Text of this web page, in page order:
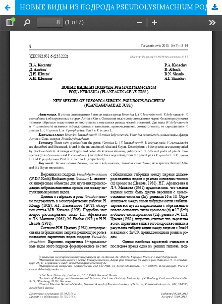
НОВЫЕ ВИДЫ ИЗ ПОДРОДА PSEUDOLYSIMACHIUM РОДА VERONICA (PLANTAGINACEAE JUSS.)